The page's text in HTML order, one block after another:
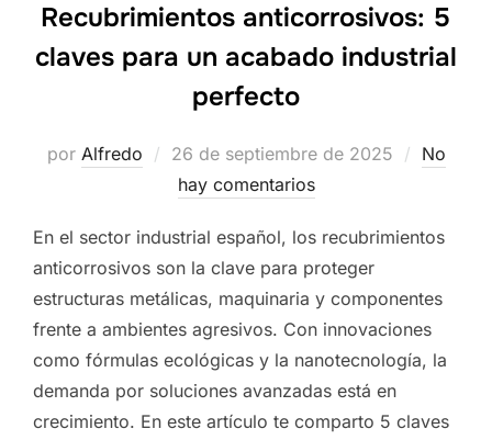
Recubrimientos anticorrosivos: 5
claves para un acabado industrial
perfecto
por Alfredo
Publicado
el
26 de septiembre de 2025
No
hay comentarios
En el sector industrial español, los recubrimientos
anticorrosivos son la clave para proteger
estructuras metálicas, maquinaria y componentes
frente a ambientes agresivos. Con innovaciones
como fórmulas ecológicas y la nanotecnología, la
demanda por soluciones avanzadas está en
crecimiento. En este artículo te comparto 5 claves